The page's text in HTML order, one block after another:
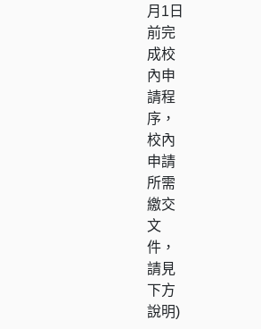
月1日
前完
成校
內申
請程
序，
校內
申請
所需
繳交
文
件，
請見
下方
說明)